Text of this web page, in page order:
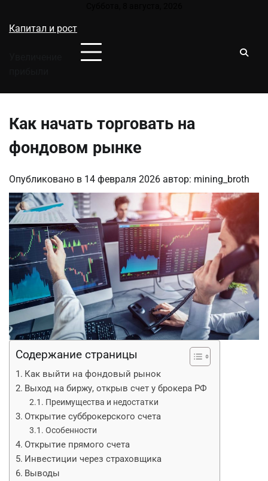
содержимому
Капитал и рост
Как начать торговать на
фондовом рынке
Опубликовано в 14 февраля 2026 автор: mining_broth
Содержание страницы
Как выйти на фондовый рынок
Выход на биржу, открыв счет у брокера РФ
Преимущества и недостатки
Открытие субброкерского счета
Особенности
Открытие прямого счета
Инвестиции через страховщика
Выводы